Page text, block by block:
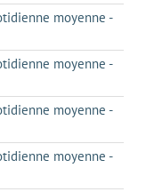
moyenne -
moyenne -
moyenne -
moyenne -